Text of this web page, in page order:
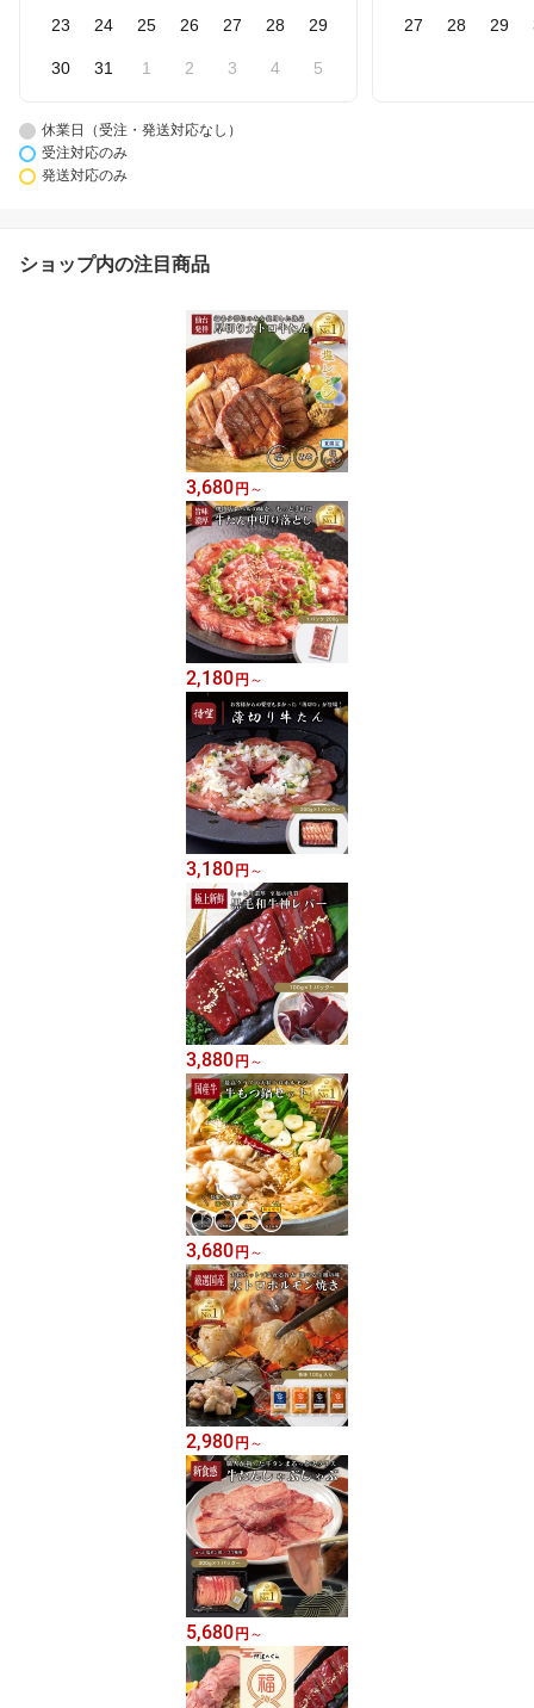
23 24 25 26 27 28 29
30 31 1 2 3 4 5
27 28 29
休業日（受注・発送対応なし）
受注対応のみ
発送対応のみ
ショップ内の注目商品
3,680円 ～
2,180円 ～
3,180円 ～
3,880円 ～
3,680円 ～
2,980円 ～
5,680円 ～